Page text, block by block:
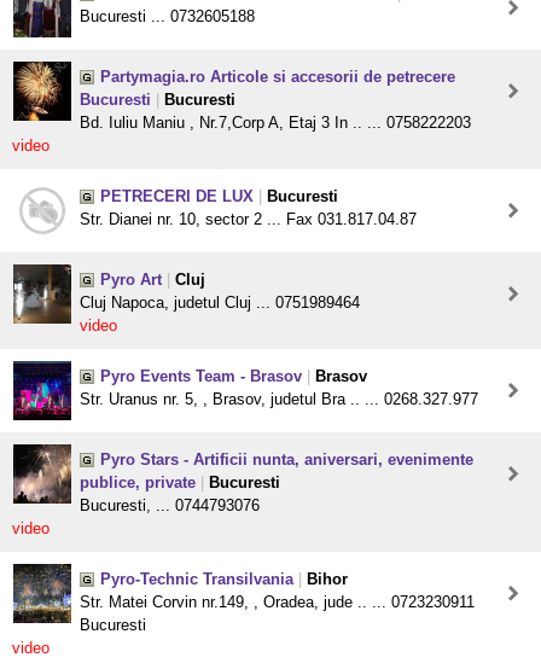
Bucuresti ... 0732605188
Partymagia.ro Articole si accesorii de petrecere
Bucuresti
Bucuresti
Bd. Iuliu Maniu , Nr.7,Corp A, Etaj 3 In .. ... 0758222203
video
PETRECERI DE LUX
Bucuresti
Str. Dianei nr. 10, sector 2 ... Fax 031.817.04.87
Pyro Art
Cluj
Cluj Napoca, judetul Cluj ... 0751989464
video
Pyro Events Team - Brasov
Brasov
Str. Uranus nr. 5, , Brasov, judetul Bra .. ... 0268.327.977
Pyro Stars - Artificii nunta, aniversari, evenimente
publice, private
Bucuresti
Bucuresti, ... 0744793076
video
Pyro-Technic Transilvania
Bihor
Str. Matei Corvin nr.149, , Oradea, jude .. ... 0723230911
Bucuresti
video